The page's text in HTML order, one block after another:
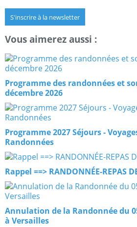
S'inscrire à la newsletter
Vous aimerez aussi :
Programme des randonnées et
décembre 2026
Programme 2027 Séjours -
Randonnées
Rappel ==> RANDONNÉE-REPAS
Annulation de la Randonnée du
à Versailles